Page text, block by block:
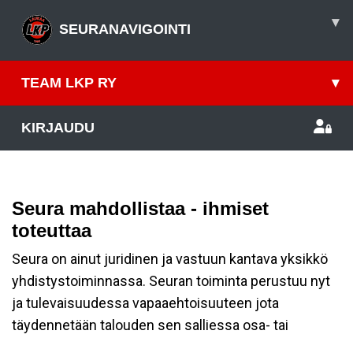
SEURANAVIGOINTI ▾
TEAM LKP RY ▾
KIRJAUDU
Seura mahdollistaa - ihmiset
toteuttaa
Seura on ainut juridinen ja vastuun kantava yksikkö
yhdistystoiminnassa. Seuran toiminta perustuu nyt
ja tulevaisuudessa vapaaehtoisuuteen jota
täydennetään talouden sen salliessa osa- tai